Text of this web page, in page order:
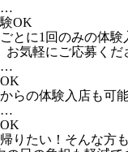
…
OK
とに1回のみの体
お気軽にご応募くだ
…
らの体験入店も可能
…
りたい！そんな方